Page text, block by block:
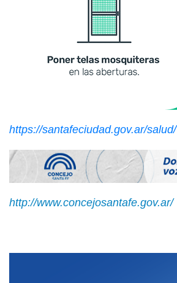
https://santafeciudad.gov.ar/salud/
http://www.concejosantafe.gov.ar/